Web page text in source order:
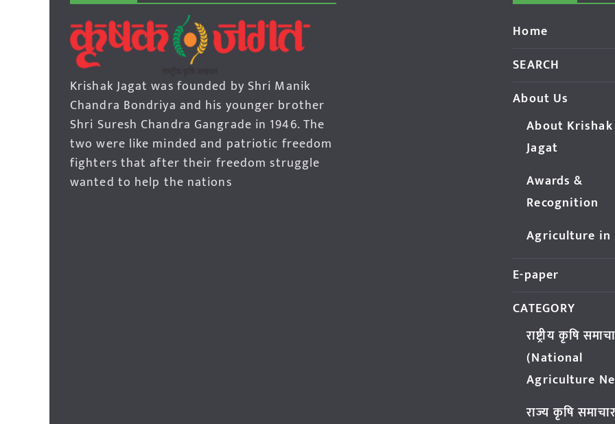
Krishak Jagat was founded by Shri Manik
Chandra Bondriya and his younger brother
Shri Suresh Chandra Gangrade in 1946. The
two were like minded and patriotic freedom
fighters that after their freedom struggle
wanted to help the nations
Home
SEARCH
About Us
About Krishak
Jagat
Awards &
Recognition
Agriculture in
E-paper
CATEGORY
राष्ट्रीय कृषि
(National
Agriculture
राज्य कृषि समाचार